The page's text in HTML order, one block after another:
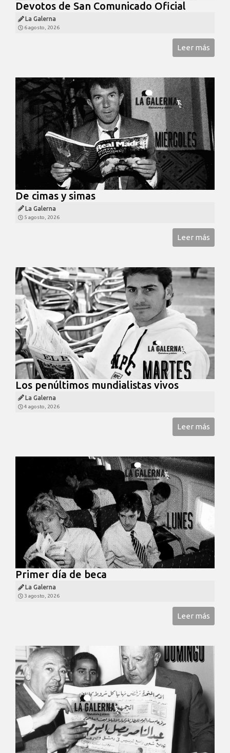
Devotos de San Comunicado Oficial
La Galerna
6 agosto, 2026
Leer más
De cimas y simas
La Galerna
5 agosto, 2026
Leer más
Los penúltimos mundialistas vivos
La Galerna
4 agosto, 2026
Leer más
Primer día de beca
La Galerna
3 agosto, 2026
Leer más